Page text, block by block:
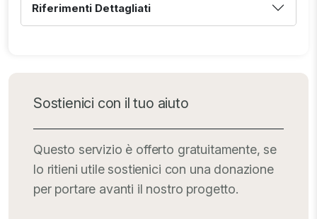
Riferimenti Dettagliati
Sostienici con il tuo aiuto
Questo servizio è offerto gratuitamente, se
lo ritieni utile sostienici con una donazione
per portare avanti il nostro progetto.